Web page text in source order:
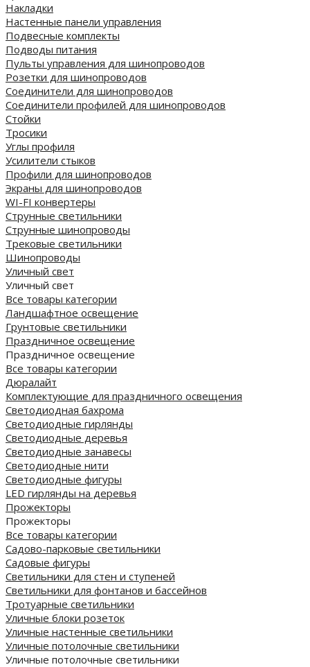
Накладки
Настенные панели управления
Подвесные комплекты
Подводы питания
Пульты управления для шинопроводов
Розетки для шинопроводов
Соединители для шинопроводов
Соединители профилей для шинопроводов
Стойки
Тросики
Углы профиля
Усилители стыков
Профили для шинопроводов
Экраны для шинопроводов
WI-FI конвертеры
Струнные светильники
Струнные шинопроводы
Трековые светильники
Шинопроводы
Уличный свет
Уличный свет
Все товары категории
Ландшафтное освещение
Грунтовые светильники
Праздничное освещение
Праздничное освещение
Все товары категории
Дюралайт
Комплектующие для праздничного освещения
Светодиодная бахрома
Светодиодные гирлянды
Светодиодные деревья
Светодиодные занавесы
Светодиодные нити
Светодиодные фигуры
LED гирлянды на деревья
Прожекторы
Прожекторы
Все товары категории
Садово-парковые светильники
Садовые фигуры
Светильники для стен и ступеней
Светильники для фонтанов и бассейнов
Тротуарные светильники
Уличные блоки розеток
Уличные настенные светильники
Уличные потолочные светильники
Уличные потолочные светильники